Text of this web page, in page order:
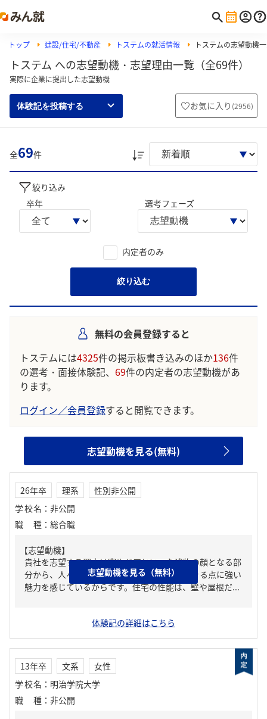
トップ 建設/住宅/不動産 トステムの就活情報 トステムの志望動機
トステム への志望動機・志望理由一覧（全69件）
実際に企業に提出した志望動機
体験記を投稿する お気に入り (2956)
全69件
絞り込み
卒年
選考フェーズ
内定者のみ
絞り込む
無料の会員登録すると
トステムには4325件の掲示板書き込みのほか136件
の選考・面接体験記、 69件の内定者の志望動機があ
ります。
ログイン／会員登録すると閲覧できます。
志望動機を見る(無料)
26年卒 理系
性別非公開
学校名 ： 非公開
職種 ： 総合職
【志望動機】
貴社を志望する理由は窓やドアといった建物の顔となる部
分から、人々の暮らしの質を高めることができる点に強い
魅力を感じているからです。住宅の性能は、壁や屋根だ...
体験記の詳細はこちら
志望動機を見る（無料）
13年卒 文系
女性
学校名 ： 明治学院大学
職種 ： 非公開